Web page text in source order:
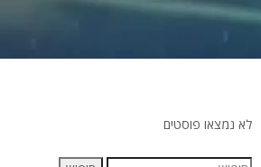
לא נמצאו פוסטים